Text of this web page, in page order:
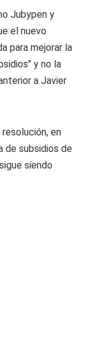
Jubypen y
el nuevo
para mejorar la
y no la
a Javier
en
de subsidios de
sigue siendo